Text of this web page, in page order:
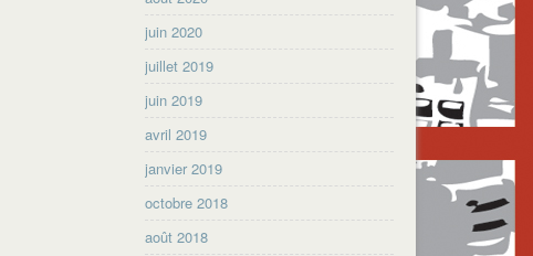
juin 2020
juillet 2019
juin 2019
avril 2019
janvier 2019
octobre 2018
août 2018